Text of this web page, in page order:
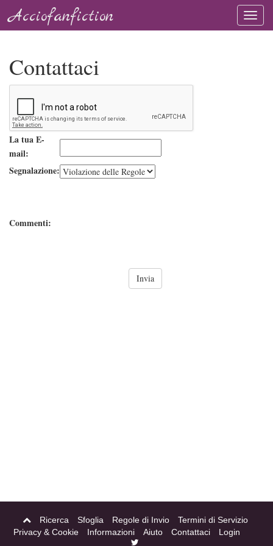
Acciofanfiction
Contattaci
La tua E-
mail:
Segnalazione:
Commenti:
Ricerca Sfoglia Regole di Invio
Termini di Servizio
Privacy & Cookie
Informazioni Aiuto Contattaci Login